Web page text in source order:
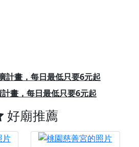
畫，每日最低只要6元起
好廟推薦